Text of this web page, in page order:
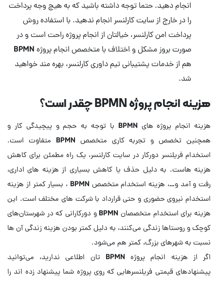
انجام دهید. حتما توجه داشته باشید که به هیچ وجه پرداخت
را در خارج از سایت کارلنسر انجام ندهید. با استفاده روش
پرداخت امن کارلنسر، خیالتان از انجام پروژه راحت است و در
صورت بروز مشکل و اختلاف با متخصص انجام پروژه BPMN
هم از خدمات پشتیبانی تیم داوری کارلنسر، بهره مند خواهید
شد.
هزینه انجام پروژه BPMN چقدر است؟
هزینه انجام پروژه های BPMN با توجه به حجم و پیچیدگی کار و
همچنین تخصص و تجربه کاری متخصص BPMN متفاوت است.
استخدام فریلنسر دورکار در سایت کارلنسر، یک راه مطمئن برای کاهش
هزینه هاست. به دلیل حذف یا کاهش بسیاری از هزینه های اداری،
رفت و آمد و…، هزینه استخدام متخصص BPMN ، بسیار کمتر از هزینه
استخدام نیروی حضوری و حتی قرارداد با شرکت های مختلف است. این
هزینه برای استخدام متخصصان BPMN و دورکارانی که در شهرستان‌های
کوچک و روستاها زندگی می‌کنند، به دلیل کمتر بودن هزینه زندگی آن ها
اگر از هزینه انجام پروژه BPMN تان اطلاعی ندارید، می‌توانید
پیشنهادهای قیمتی فریلنسرهایی که روی پروژه شما پیشنهاد زده اند را